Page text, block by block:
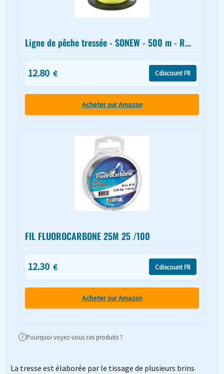
Ligne de pêche tressée - SONEW - 500 m - R...
12.80 € Cdiscount FR
Acheter sur Amazon
FIL FLUOROCARBONE 25M 25 /100
12.30 € Cdiscount FR
Acheter sur Amazon
i Pourquoi voyez-vous ces produits ?
La tresse est élaborée par le tissage de plusieurs brins